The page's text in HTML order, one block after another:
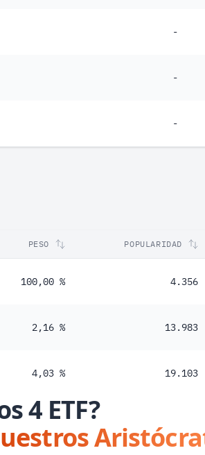
-
-
-
PESO POPULARIDAD
100,00 % 4.356
2,16 % 13.983
4,03 % 19.103
4 ETF?